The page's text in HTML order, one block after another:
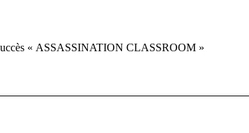
« ASSASSINATION CLASSROOM »